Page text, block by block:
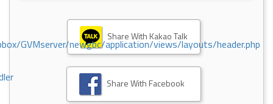
GVMserver/newgbc/application/views/layouts/header.php
Share With Kakao Talk
Share With Facebook